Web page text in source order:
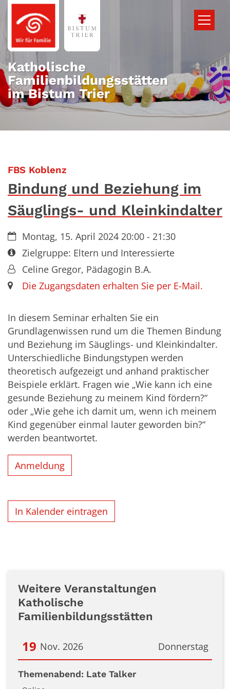
Zum Inhalt springen
Katholische
Familienbildungsstätten
im Bistum Trier
FBS Koblenz
Bindung und Beziehung im
Säuglings- und Kleinkindalter
Datum:Montag, 15. April 2024 20:00 - 21:30
Art bzw. Nummer:
Zielgruppe: Eltern und Interessierte
Von:Celine Gregor, Pädagogin B.A.
Ort:Die Zugangsdaten erhalten Sie per E-Mail.
In diesem Seminar erhalten Sie ein
Grundlagenwissen rund um die Themen Bindung
und Beziehung im Säuglings- und Kleinkindalter.
Unterschiedliche Bindungstypen werden
theoretisch aufgezeigt und anhand praktischer
Beispiele erklärt. Fragen wie „Wie kann ich eine
gesunde Beziehung zu meinem Kind fördern?“
oder „Wie gehe ich damit um, wenn ich meinem
Kind gegenüber einmal lauter geworden bin?“
werden beantwortet.
Anmeldung
In Kalender eintragen
Weitere Veranstaltungen
Katholische
Familienbildungsstätten
Donnerstag
19 Nov. 2026
Datum: 19. November 2026
Themenabend: Late Talker